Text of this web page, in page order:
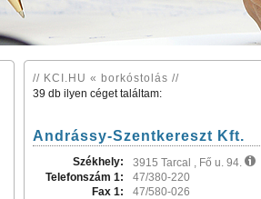
// KCI.HU « borkóstolás //
39 db ilyen céget találtam:
Andrássy-Szentkereszt Kft.
Székhely:
3915 Tarcal , Fő u. 94.
Telefonszám 1:
47/380-220
Fax 1:
47/580-026